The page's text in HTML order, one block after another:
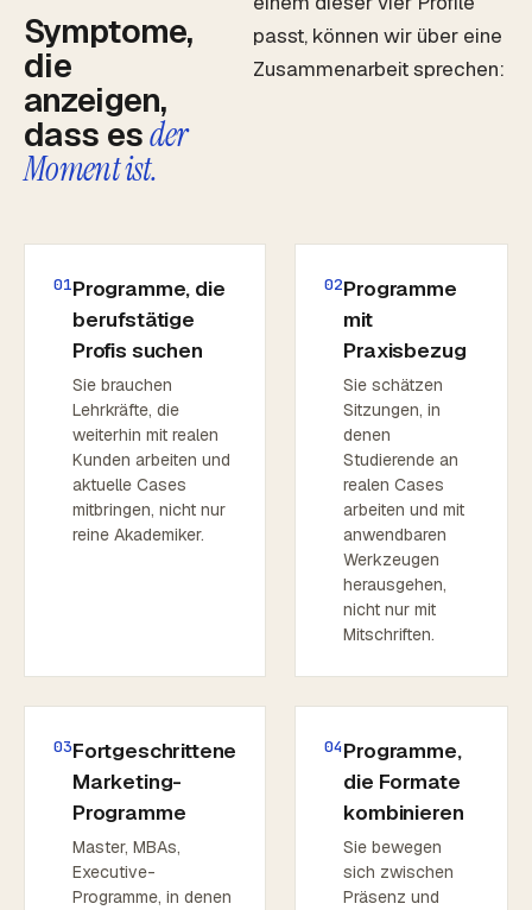
Symptome,
die
anzeigen,
dass esder
Moment ist.
passt, können wir über eine
Zusammenarbeit sprechen:
01Programme, die
berufstätige
Profis suchen
Sie brauchen
Lehrkräfte, die
weiterhin mit realen
Kunden arbeiten und
aktuelle Cases
mitbringen, nicht nur
reine Akademiker.
02Programme
mit
Praxisbezug
Sie schätzen
Sitzungen, in
denen
Studierende an
realen Cases
arbeiten und mit
anwendbaren
Werkzeugen
herausgehen,
nicht nur mit
Mitschriften.
03Fortgeschrittene
Marketing-
Programme
Master, MBAs,
Executive-
Programme, in denen
04Programme,
die Formate
kombinieren
Sie bewegen
sich zwischen
Präsenz und